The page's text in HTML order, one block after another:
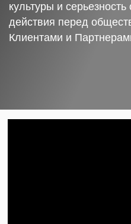
культуры и серьезность
действия перед
Клиентами и